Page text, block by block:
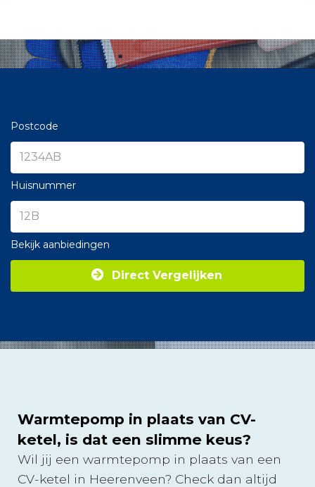
Postcode
Huisnummer
Bekijk aanbiedingen
Direct Vergelijken
Warmtepomp in plaats van CV-
ketel, is dat een slimme keus?
Wil jij een warmtepomp in plaats van een
CV-ketel in Heerenveen? Check dan altijd